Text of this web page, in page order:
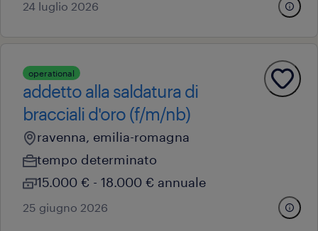
24 luglio 2026
operational
addetto alla saldatura di
bracciali d'oro (f/m/nb)
ravenna, emilia-romagna
tempo determinato
15.000 € - 18.000 € annuale
25 giugno 2026